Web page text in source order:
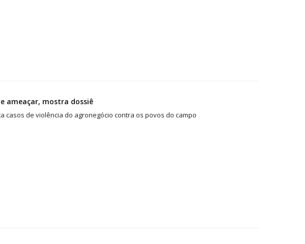
ameaçar, mostra dossiê
casos de violência do agronegócio contra os povos do campo